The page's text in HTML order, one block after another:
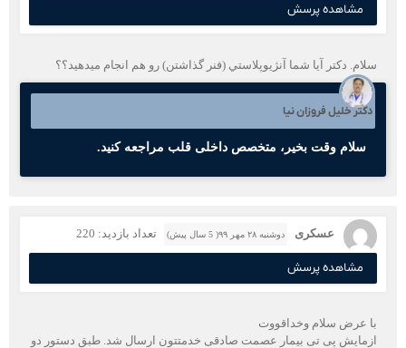
مشاهده پرسش
سلام. دكتر آيا شما آنژيوپلاستي (فنر گذاشتن) رو هم انجام ميدهيد؟؟
دکتر خلیل فروزان نیا
سلام وقت بخیر، متخصص داخلی قلب مراجعه کنید.
عسکری دوشنبه ۲۸ مهر ۹۹( 5 سال پیش) تعداد بازدید: 220
مشاهده پرسش
با عرض سلام و‌خداقووت
ازمایش پی تی بیمار عصمت صادقی خدمتتون ارسال شد. طبق دستور دو